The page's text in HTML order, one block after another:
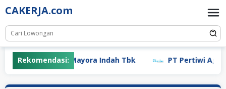
Skip
to
content
CAKERJA.com
Rekomendasi:PT Mayora Indah Tbk PT Pertiwi Agung